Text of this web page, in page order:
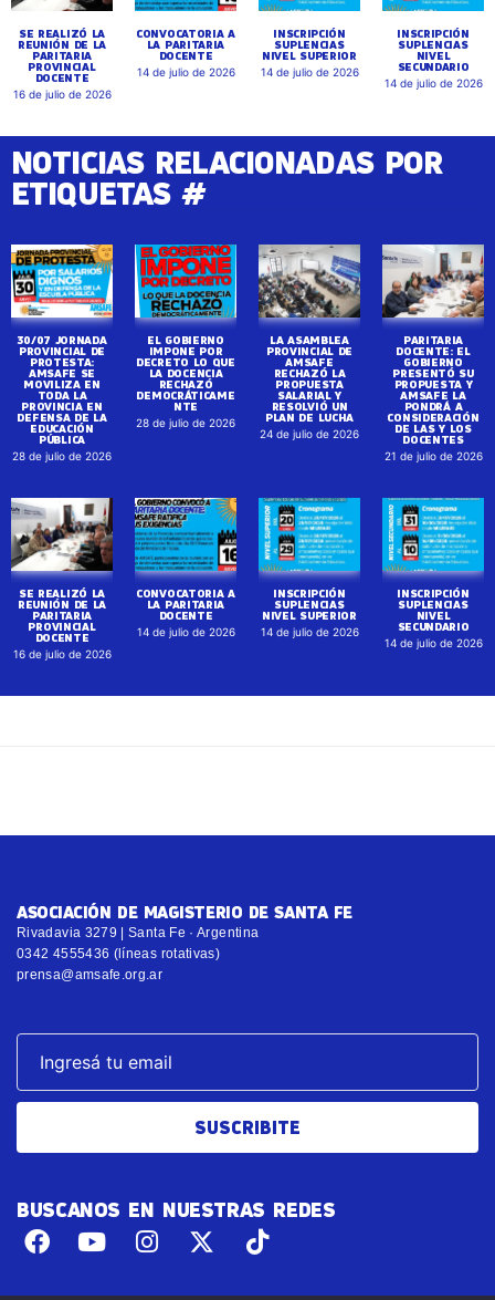
SE REALIZÓ LA
REUNIÓN DE LA
PARITARIA
PROVINCIAL
DOCENTE
16 de julio de 2026
CONVOCATORIA A
LA PARITARIA
DOCENTE
14 de julio de 2026
INSCRIPCIÓN
SUPLENCIAS
NIVEL SUPERIOR
14 de julio de 2026
INSCRIPCIÓN
SUPLENCIAS
NIVEL
SECUNDARIO
14 de julio de 2026
NOTICIAS RELACIONADAS POR
ETIQUETAS #
30/07 JORNADA
PROVINCIAL DE
PROTESTA:
AMSAFE SE
MOVILIZA EN
TODA LA
PROVINCIA EN
DEFENSA DE LA
EDUCACIÓN
PÚBLICA
28 de julio de 2026
EL GOBIERNO
IMPONE POR
DECRETO LO QUE
LA DOCENCIA
RECHAZÓ
DEMOCRÁTICAME
NTE
28 de julio de 2026
LA ASAMBLEA
PROVINCIAL DE
AMSAFE
RECHAZÓ LA
PROPUESTA
SALARIAL Y
RESOLVIÓ UN
PLAN DE LUCHA
24 de julio de 2026
PARITARIA
DOCENTE: EL
GOBIERNO
PRESENTÓ SU
PROPUESTA Y
AMSAFE LA
PONDRÁ A
CONSIDERACIÓN
DE LAS Y LOS
DOCENTES
21 de julio de 2026
SE REALIZÓ LA
REUNIÓN DE LA
PARITARIA
PROVINCIAL
DOCENTE
16 de julio de 2026
CONVOCATORIA A
LA PARITARIA
DOCENTE
14 de julio de 2026
INSCRIPCIÓN
SUPLENCIAS
NIVEL SUPERIOR
14 de julio de 2026
INSCRIPCIÓN
SUPLENCIAS
NIVEL
SECUNDARIO
14 de julio de 2026
ASOCIACIÓN DE MAGISTERIO DE SANTA FE
Rivadavia 3279 | Santa Fe · Argentina
0342 4555436 (líneas rotativas)
prensa@amsafe.org.ar
SUSCRIBITE
BUSCANOS EN NUESTRAS REDES